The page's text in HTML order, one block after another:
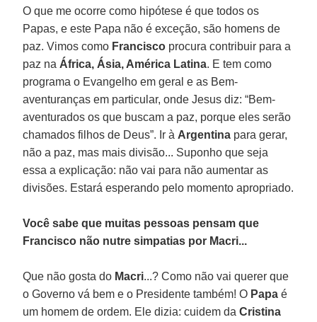
O que me ocorre como hipótese é que todos os
Papas, e este Papa não é exceção, são homens de
paz. Vimos como Francisco procura contribuir para a
paz na África, Ásia, América Latina. E tem como
programa o Evangelho em geral e as Bem-
aventuranças em particular, onde Jesus diz: “Bem-
aventurados os que buscam a paz, porque eles serão
chamados filhos de Deus”. Ir à Argentina para gerar,
não a paz, mas mais divisão... Suponho que seja
essa a explicação: não vai para não aumentar as
divisões. Estará esperando pelo momento apropriado.
Você sabe que muitas pessoas pensam que
Francisco não nutre simpatias por Macri...
Que não gosta do Macri...? Como não vai querer que
o Governo vá bem e o Presidente também! O Papa é
um homem de ordem. Ele dizia: cuidem daCristina